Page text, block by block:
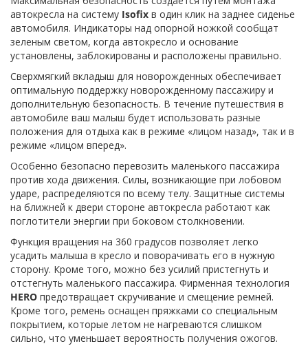
автокресла на систему Isofix в один клик на заднее сиденье
автомобиля. Индикаторы над опорной ножкой сообщат
зеленым светом, когда автокресло и основание
установлены, заблокированы и расположены правильно.
Сверхмягкий вкладыш для новорожденных обеспечивает
оптимальную поддержку новорожденному пассажиру и
дополнительную безопасность. В течение путешествия в
автомобиле ваш малыш будет использовать разные
положения для отдыха как в режиме «лицом назад», так и в
режиме «лицом вперед».
Особенно безопасно перевозить маленького пассажира
против хода движения. Силы, возникающие при лобовом
ударе, распределяются по всему телу. Защитные системы
на ближней к двери стороне автокресла работают как
поглотители энергии при боковом столкновении.
Функция вращения на 360 градусов позволяет легко
усадить малыша в кресло и поворачивать его в нужную
сторону. Кроме того, можно без усилий пристегнуть и
отстегнуть маленького пассажира. Фирменная технология
HERO предотвращает скручивание и смещение ремней.
Кроме того, ремень оснащен пряжками со специальным
покрытием, которые летом не нагреваются слишком
сильно, что уменьшает вероятность получения ожогов.